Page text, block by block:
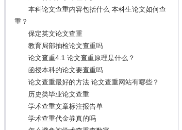
本科论文查重内容包括什么 本科生论文如何查
重？
保定英文论文查重
教育局部抽检论文查重吗
论文查重4.1 论文查重原理是什么？
函授本科的论文要查重吗
论文查重最好的方法 论文查重网站有哪些？
历史类毕业论文查重
学术查重文章标注报告单
学术查重代金券真的吗